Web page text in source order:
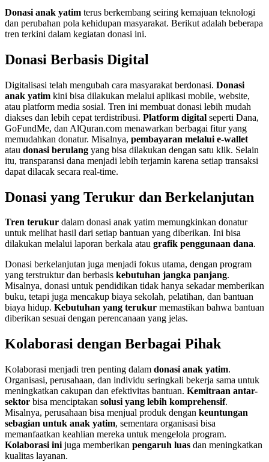
Donasi anak yatim terus berkembang seiring kemajuan teknologi
dan perubahan pola kehidupan masyarakat. Berikut adalah beberapa
tren terkini dalam kegiatan donasi ini.
Donasi Berbasis Digital
Digitalisasi telah mengubah cara masyarakat berdonasi. Donasi
anak yatim kini bisa dilakukan melalui aplikasi mobile, website,
atau platform media sosial. Tren ini membuat donasi lebih mudah
diakses dan lebih cepat terdistribusi. Platform digital seperti Dana,
GoFundMe, dan AlQuran.com menawarkan berbagai fitur yang
memudahkan donatur. Misalnya, pembayaran melalui e-wallet
atau donasi berulang yang bisa dilakukan dengan satu klik. Selain
itu, transparansi dana menjadi lebih terjamin karena setiap transaksi
dapat dilacak secara real-time.
Donasi yang Terukur dan Berkelanjutan
Tren terukur dalam donasi anak yatim memungkinkan donatur
untuk melihat hasil dari setiap bantuan yang diberikan. Ini bisa
dilakukan melalui laporan berkala atau grafik penggunaan dana.
Donasi berkelanjutan juga menjadi fokus utama, dengan program
yang terstruktur dan berbasis kebutuhan jangka panjang.
Misalnya, donasi untuk pendidikan tidak hanya sekadar memberikan
buku, tetapi juga mencakup biaya sekolah, pelatihan, dan bantuan
biaya hidup. Kebutuhan yang terukur memastikan bahwa bantuan
diberikan sesuai dengan perencanaan yang jelas.
Kolaborasi dengan Berbagai Pihak
Kolaborasi menjadi tren penting dalam donasi anak yatim.
Organisasi, perusahaan, dan individu seringkali bekerja sama untuk
meningkatkan cakupan dan efektivitas bantuan. Kemitraan antar-
sektor bisa menciptakan solusi yang lebih komprehensif.
Misalnya, perusahaan bisa menjual produk dengan keuntungan
sebagian untuk anak yatim, sementara organisasi bisa
memanfaatkan keahlian mereka untuk mengelola program.
Kolaborasi ini juga memberikan pengaruh luas dan meningkatkan
kualitas layanan.